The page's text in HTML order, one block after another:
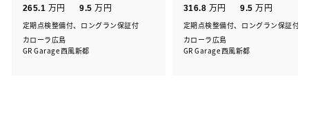
265.1 万円 9.5 万円
定期点検整備付、ロングラン保証付
カローラ広島
GR Garage西風新都
316.8 万円 9.5 万円
定期点検整備付、ロングラン保証付
カローラ広島
GR Garage西風新都